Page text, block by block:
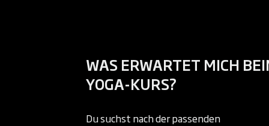
WAS ERWARTET MICH
YOGA-KURS?
Du suchst nach der passenden